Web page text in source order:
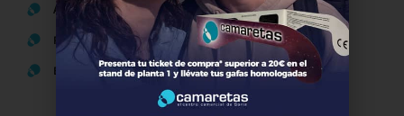
Aviso Legal
Política de Cookies
Bases legales Concursos y Promociones